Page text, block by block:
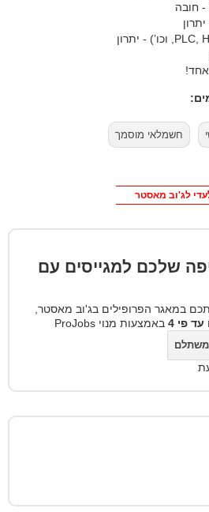
- חובה
חשמלאי מוסמך
לג'וב מאסטר
שלכם למגייסים עם
במאגר הפרופילים בג'וב מאסטר,
עד פי 4 באמצעות מנוי ProJobs